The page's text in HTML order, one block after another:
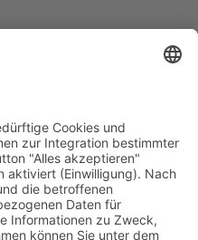
|Datenschutz
Gewährleistung|RMA